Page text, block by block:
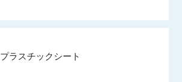
プラスチックシート